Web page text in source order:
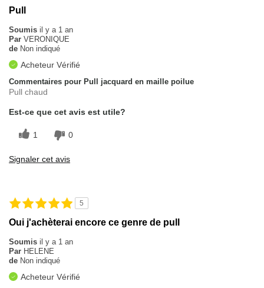
Pull
Soumis il y a 1 an
Par VERONIQUE
de Non indiqué
Acheteur Vérifié
Commentaires pour Pull jacquard en maille poilue
Pull chaud
Est-ce que cet avis est utile?
1 0
Signaler cet avis
5
Oui j'achèterai encore ce genre de pull
Soumis il y a 1 an
Par HELENE
de Non indiqué
Acheteur Vérifié